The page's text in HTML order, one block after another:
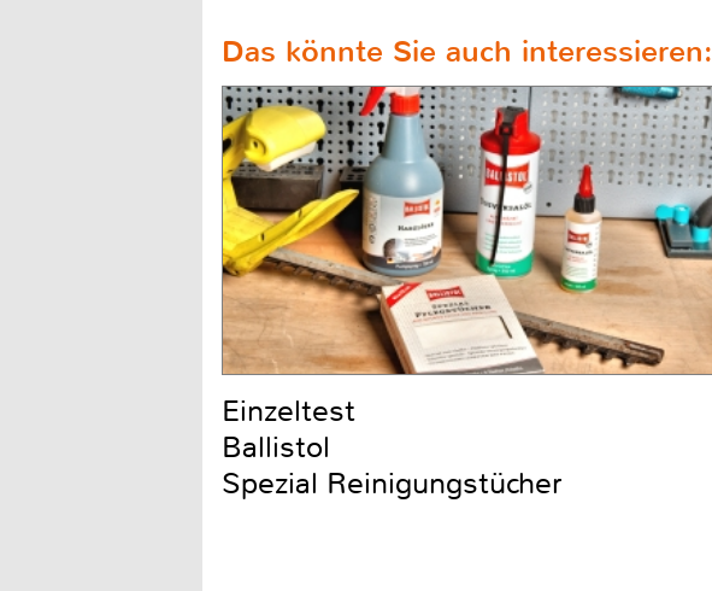
Das könnte Sie auch interessieren:
Einzeltest
Ballistol
Spezial Reinigungstücher